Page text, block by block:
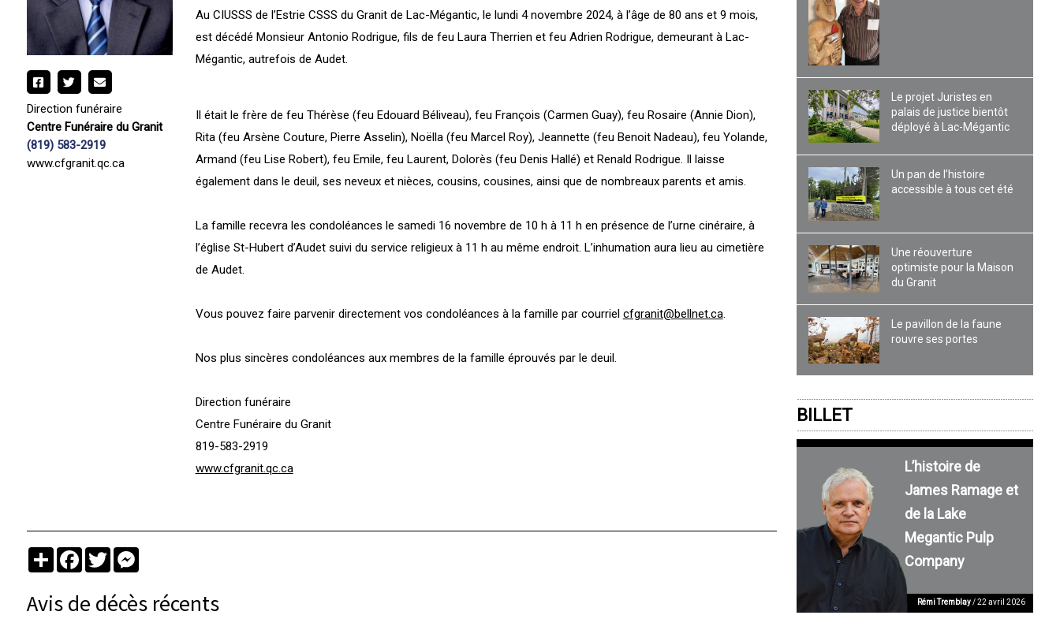
Direction funéraire
Centre Funéraire du Granit
(819) 583-2919
www.cfgranit.qc.ca
Au CIUSSS de l’Estrie CSSS du Granit de Lac-Mégantic, le lundi 4 novembre 2024, à l’âge de 80 ans et 9 mois,
est décédé Monsieur Antonio Rodrigue, fils de feu Laura Therrien et feu Adrien Rodrigue, demeurant à Lac-
Mégantic, autrefois de Audet.
Il était le frère de feu Thérèse (feu Edouard Béliveau), feu François (Carmen Guay), feu Rosaire (Annie Dion),
Rita (feu Arsène Couture, Pierre Asselin), Noëlla (feu Marcel Roy), Jeannette (feu Benoit Nadeau), feu Yolande,
Armand (feu Lise Robert), feu Emile, feu Laurent, Dolorès (feu Denis Hallé) et Renald Rodrigue. Il laisse
également dans le deuil, ses neveux et nièces, cousins, cousines, ainsi que de nombreaux parents et amis.
La famille recevra les condoléances le samedi 16 novembre de 10 h à 11 h en présence de l’urne cinéraire, à
l’église St-Hubert d’Audet suivi du service religieux à 11 h au même endroit. L’inhumation aura lieu au cimetière
de Audet.
Vous pouvez faire parvenir directement vos condoléances à la famille par courriel cfgranit@bellnet.ca.
Nos plus sincères condoléances aux membres de la famille éprouvés par le deuil.
Direction funéraire
Centre Funéraire du Granit
819-583-2919
www.cfgranit.qc.ca
PartagerFacebook
TwitterMessenger
Avis de décès récents
Le projet Juristes en
palais de justice bientôt
déployé à Lac-Mégantic
Un pan de l’histoire
accessible à tous cet été
Une réouverture
optimiste pour la Maison
du Granit
Le pavillon de la faune
rouvre ses portes
BILLET
L’histoire de
James Ramage et
de la Lake
Megantic Pulp
Company
Rémi Tremblay/ 22 avril 2026